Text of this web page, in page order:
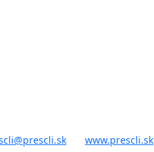
www.prescli.sk